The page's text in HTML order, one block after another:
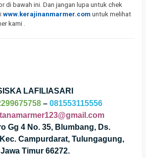
di bawah ini. Dan jangan lupa untuk chek
www.kerajinanmarmer.com untuk melihat
kami .
LAFILIASARI
– 081553115556
Gg 4 No. 35, Blumbang, Ds.
Campurdarat, Tulungagung,
Jawa Timur 66272.